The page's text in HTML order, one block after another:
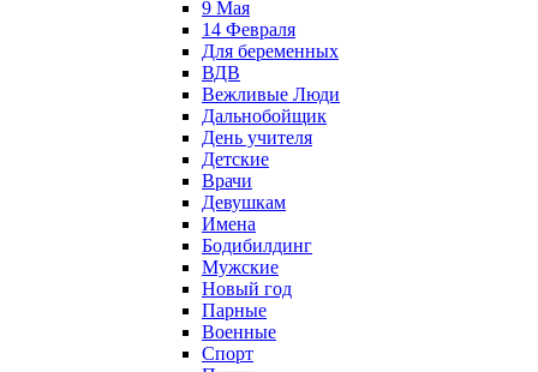
9 Мая
14 Февраля
Для беременных
ВДВ
Вежливые Люди
Дальнобойщик
День учителя
Детские
Врачи
Девушкам
Имена
Бодибилдинг
Мужские
Новый год
Парные
Военные
Спорт